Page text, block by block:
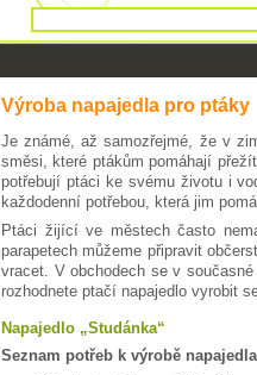
Výroba napajedla pro ptáky
Je známé, až samozřejmé, že v
směsi, které ptákům pomáhají
potřebují ptáci ke svému životu i
každodenní potřebou, která jim
Ptáci žijící ve městech často
parapetech můžeme připravit
vracet. V obchodech se v
rozhodnete ptačí napajedlo vyrobit
Napajedlo „Studánka“
Seznam potřeb k výrobě